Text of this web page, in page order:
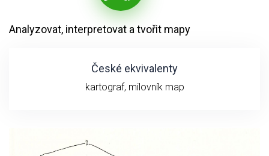
Analyzovat, interpretovat a tvořit mapy
České ekvivalenty
kartograf, milovník map